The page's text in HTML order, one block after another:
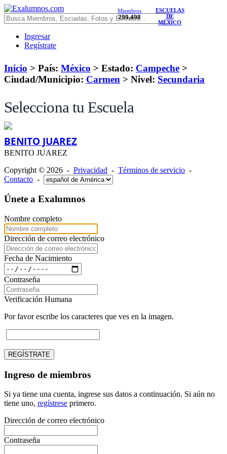
Miembros
299,498
ESCUELAS
DE
MÉXICO
Ingresar
Regístrate
Inicio > País: México > Estado: Campeche >
Ciudad/Municipio: Carmen > Nivel: Secundaria
Selecciona tu Escuela
BENITO JUAREZ
BENITO JUAREZ
Copyright © 2026 - Privacidad - Términos de servicio -
Contacto -
Únete a Exalumnos
Nombre completo
Dirección de correo electrónico
Fecha de Nacimiento
Contraseña
Verificación Humana
Por favor escribe los caracteres que ves en la imagen.
REGÍSTRATE
Ingreso de miembros
Si ya tiene una cuenta, ingrese sus datos a continuación. Si aún no
tiene uno, regístrese primero.
Dirección de correo electrónico
Contraseña